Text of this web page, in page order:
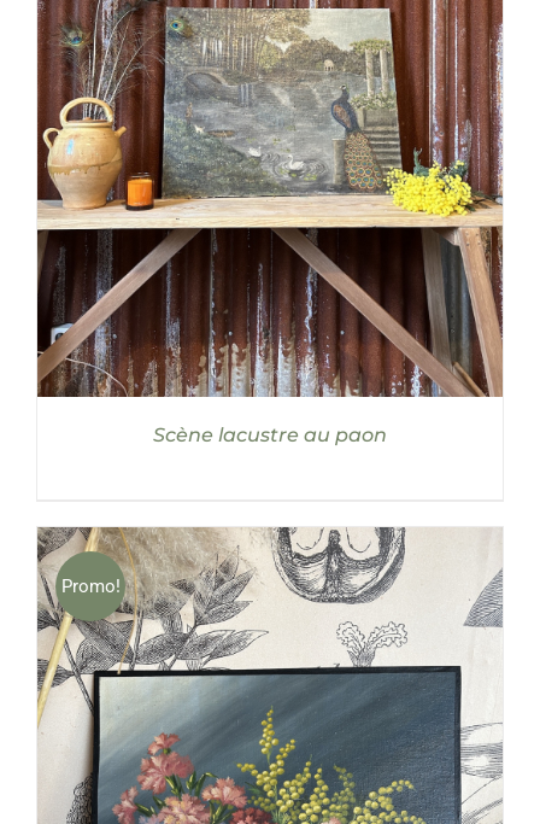
DÉTAILS
Scène lacustre au paon
Promo!